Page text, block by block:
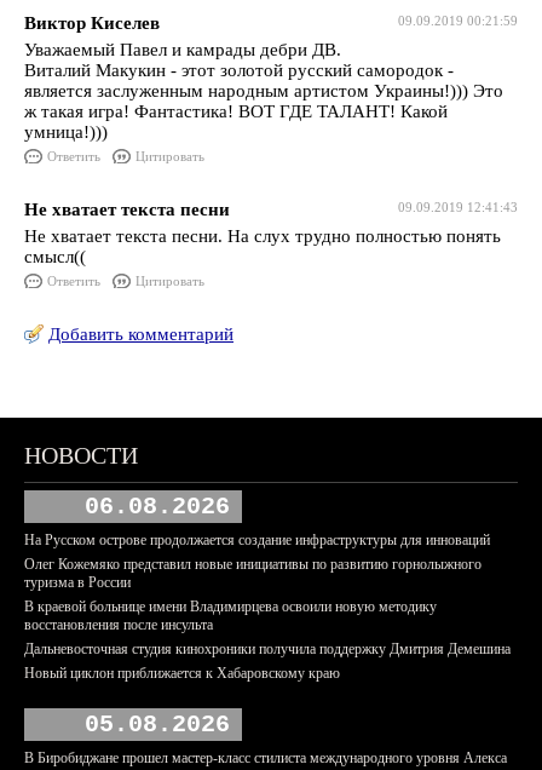
09.09.2019 00:21:59
Виктор Киселев
Уважаемый Павел и камрады дебри ДВ.
Виталий Макукин - этот золотой русский самородок -
является заслуженным народным артистом Украины!))) Это
ж такая игра! Фантастика! ВОТ ГДЕ ТАЛАНТ! Какой
умница!)))
Ответить Цитировать
09.09.2019 12:41:43
Не хватает текста песни
Не хватает текста песни. На слух трудно полностью понять
смысл((
Ответить Цитировать
Добавить комментарий
НОВОСТИ
06.08.2026
На Русском острове продолжается создание инфраструктуры для инноваций
Олег Кожемяко представил новые инициативы по развитию горнолыжного
туризма в России
В краевой больнице имени Владимирцева освоили новую методику
восстановления после инсульта
Дальневосточная студия кинохроники получила поддержку Дмитрия Демешина
Новый циклон приближается к Хабаровскому краю
05.08.2026
В Биробиджане прошел мастер-класс стилиста международного уровня Алекса